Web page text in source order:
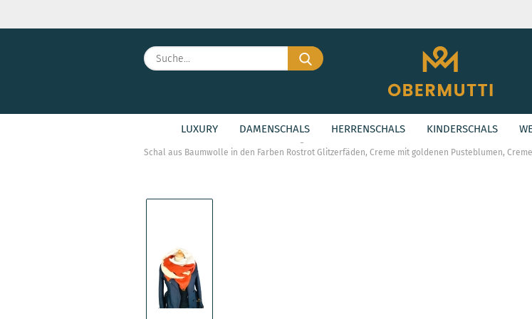
Suche...
LUXURY DAMENSCHALS HERRENSCHALS KINDERSCHALS
Schal aus Baumwolle in den Farben Rostrot Glitzerfäden, Creme mit goldenen Pusteblumen,